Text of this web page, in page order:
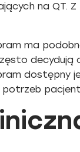
na
ma
dostępny
potrzeb